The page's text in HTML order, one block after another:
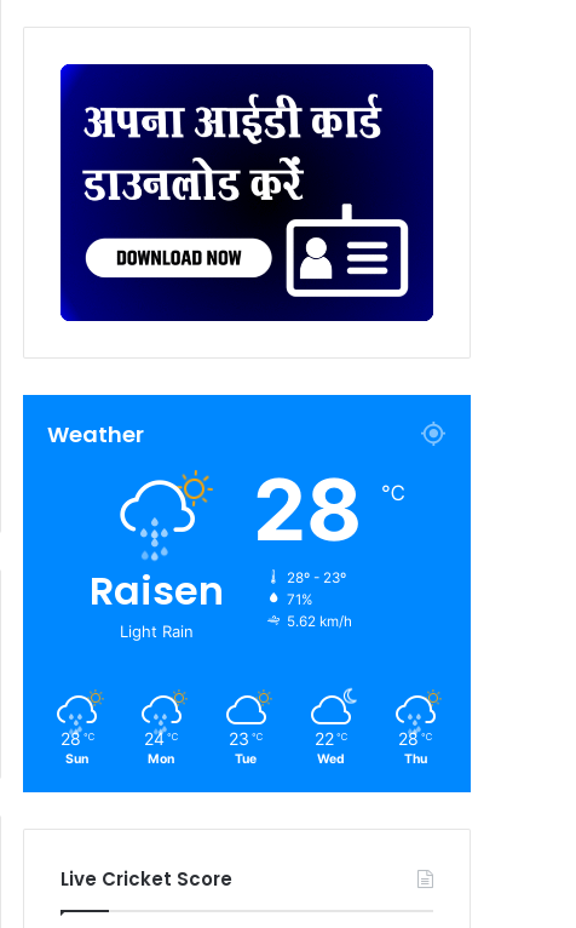
Weather
Raisen
Light Rain
28 ℃
28º - 23º
71%
5.62 km/h
28 ℃
Sun
24 ℃
Mon
23 ℃
Tue
22 ℃
Wed
28 ℃
Thu
Live Cricket Score